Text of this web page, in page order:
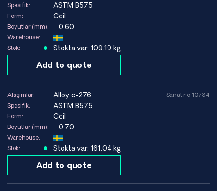
Spesifik: ASTM B575
Form: Coil
Boyutlar (mm): 0.60
Warehouse:
Stok:
Stokta var: 109.19 kg
Add to quote
Alaşımlar: alloy c-276
Spesifik: ASTM B575
Form: Coil
Boyutlar (mm): 0.70
Warehouse:
Stok:
Stokta var: 161.04 kg
Add to quote
Sanat.no 10734